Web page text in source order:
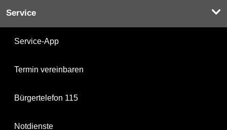
Service
Service-App
Termin vereinbaren
Bürgertelefon 115
Notdienste